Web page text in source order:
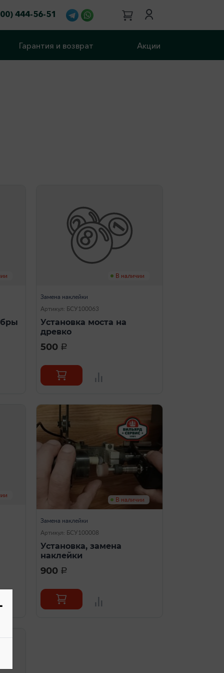
444-56-51
Гарантия и возврат Акции
В наличии
Замена наклейки
Артикул: БСУ100063
Установка моста на
древко
500 a
В наличии
Замена наклейки
Артикул: БСУ100008
Установка, замена
наклейки
900 a